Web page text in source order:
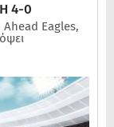
4-0
Eagles,